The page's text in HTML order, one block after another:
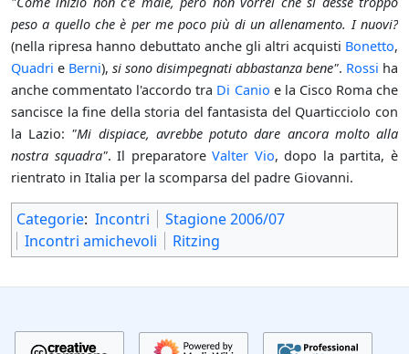
peso a quello che è per me poco più di un allenamento. I nuovi?
(nella ripresa hanno debuttato anche gli altri acquisti Bonetto,
Quadri e Berni), si sono disimpegnati abbastanza bene". Rossi ha
anche commentato l'accordo tra Di Canio e la Cisco Roma che
sancisce la fine della storia del fantasista del Quarticciolo con
la Lazio: "Mi dispiace, avrebbe potuto dare ancora molto alla
nostra squadra". Il preparatoreValter Vio, dopo la partita, è
rientrato in Italia per la scomparsa del padre Giovanni.
Categorie: Incontri
Stagione 2006/07
Incontri amichevoli
Ritzing